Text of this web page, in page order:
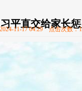
平直交给家长
11-17 04:29 点击次数：